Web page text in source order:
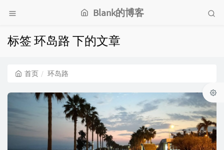
Blank的博客
标签 环岛路 下的文章
首页 环岛路